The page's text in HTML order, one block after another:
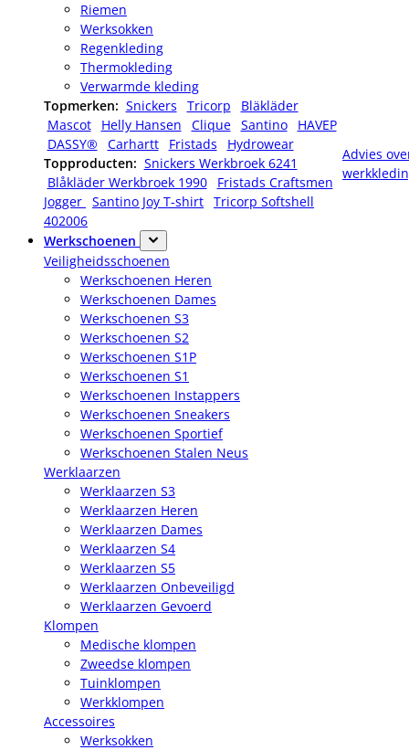
Riemen
Werksokken
Regenkleding
Thermokleding
Verwarmde kleding
Topmerken: Snickers Tricorp
Bläkläder
Mascot
Helly Hansen Clique Santino
HAVEP
DASSY®
Carhartt Fristads
Hydrowear
Topproducten: Snickers Werkbroek 6241
Blåkläder Werkbroek 1990
Fristads Craftsmen
Jogger Santino Joy T-shirt Tricorp Softshell
402006
Advies
Werkschoenen
Veiligheidsschoenen
Werkschoenen Heren
Werkschoenen Dames
Werkschoenen S3
Werkschoenen S2
Werkschoenen S1P
Werkschoenen S1
Werkschoenen Instappers
Werkschoenen Sneakers
Werkschoenen Sportief
Werkschoenen Stalen Neus
Werklaarzen
Werklaarzen S3
Werklaarzen Heren
Werklaarzen Dames
Werklaarzen S4
Werklaarzen S5
Werklaarzen Onbeveiligd
Werklaarzen Gevoerd
Klompen
Medische klompen
Zweedse klompen
Tuinklompen
Werkklompen
Accessoires
Werksokken